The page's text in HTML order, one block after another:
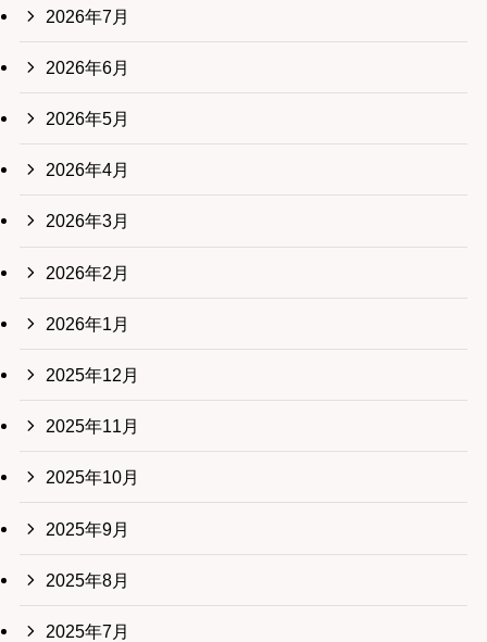
2026年7月
2026年6月
2026年5月
2026年4月
2026年3月
2026年2月
2026年1月
2025年12月
2025年11月
2025年10月
2025年9月
2025年8月
2025年7月